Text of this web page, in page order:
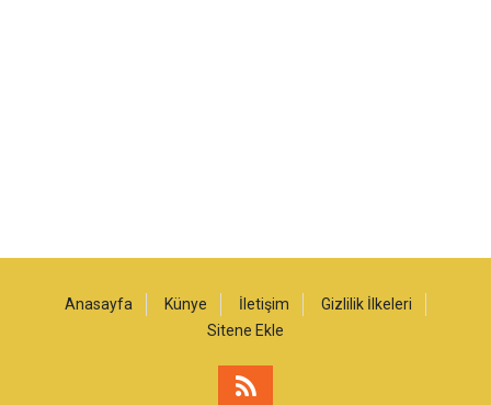
Anasayfa Künye İletişim
Gizlilik İlkeleri
Sitene Ekle